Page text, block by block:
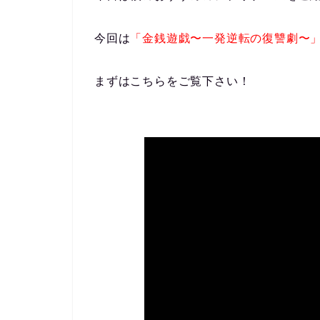
今回は 「金銭遊戯〜一発逆転の復讐劇〜」
まずはこちらをご覧下さい！